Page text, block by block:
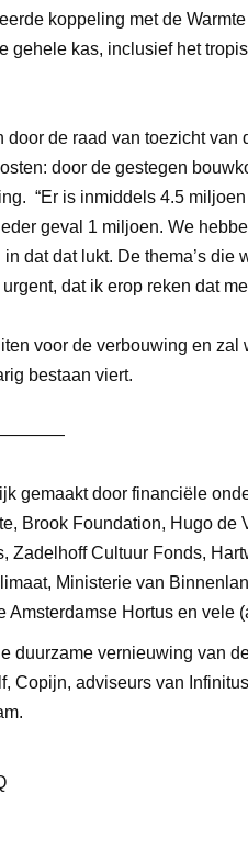
koppeling met de
gehele kas, inclusief het
door de raad van toezicht van
door de gestegen
“Er is inmiddels 4.5
geval 1 miljoen. We
dat dat lukt. De thema’s die
dat ik erop reken dat
voor de verbouwing en zal
bestaan viert.
gemaakt door financiële
Brook Foundation, Hugo de
Zadelhoff Cultuur Fonds,
Ministerie van
Amsterdamse Hortus en vele
duurzame vernieuwing van
Copijn, adviseurs van